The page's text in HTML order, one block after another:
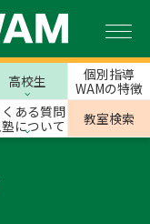
高校生
個別指導
WAMの特徴
くある質問
塾について
教室検索